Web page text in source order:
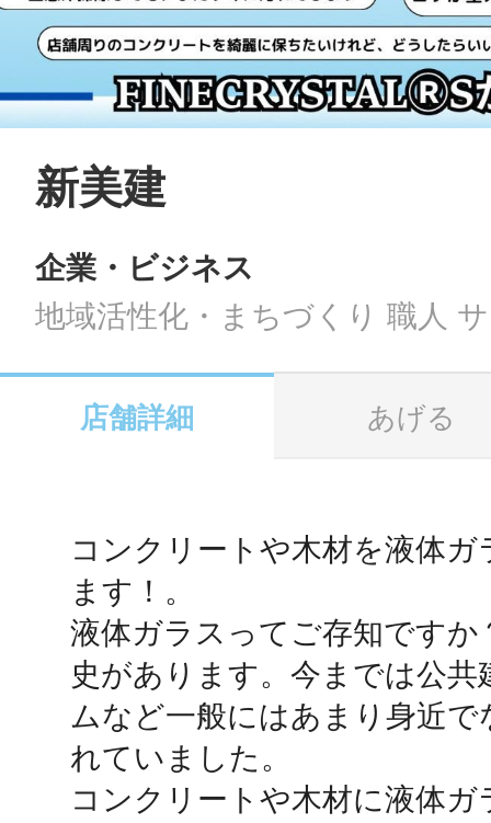
LINE
メール
URLをコピー
新美建
企業・ビジネス
地域活性化・まちづくり 職人
店舗詳細 あげる
コンクリートや木材を液体ガ
ます！。
液体ガラスってご存知ですか
史があります。今までは公共
ムなど一般にはあまり身近
れていました。
コンクリートや木材に液体ガ
地域に導入を
地域ごとの
智頭
池袋